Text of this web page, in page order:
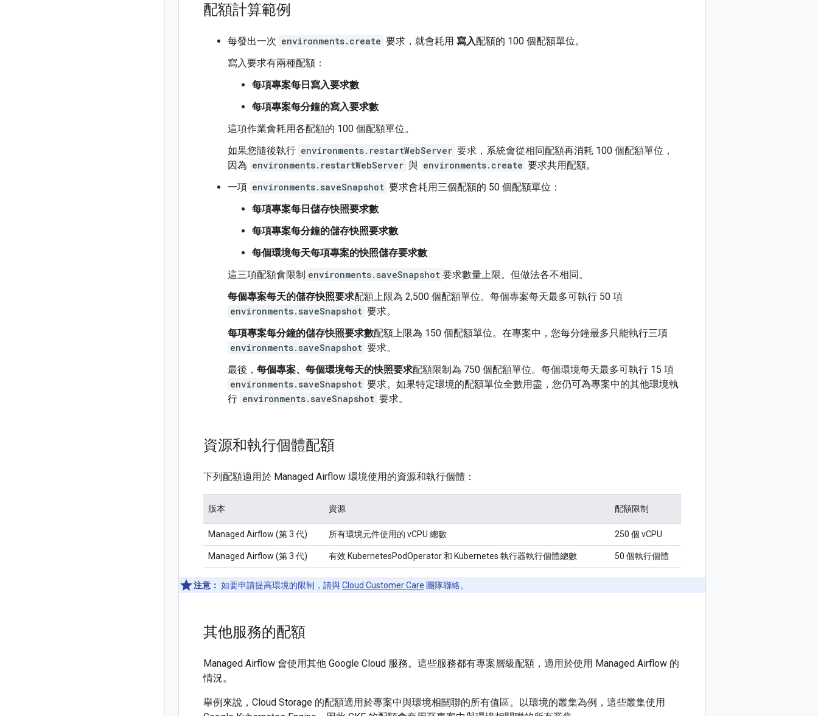
配額計算範例
每發出一次 environments.create 要求，就會耗用寫入配額的 100 個配額單位。
寫入要求有兩種配額：
每項專案每日寫入要求數
每項專案每分鐘的寫入要求數
這項作業會耗用各配額的 100 個配額單位。
如果您隨後執行 environments.restartWebServer 要求，系統會從相同配額再消耗 100 個配額單位，
因為 environments.restartWebServer 與 environments.create 要求共用配額。
一項 environments.saveSnapshot 要求會耗用三個配額的 50 個配額單位：
每項專案每日儲存快照要求數
每項專案每分鐘的儲存快照要求數
每個環境每天每項專案的快照儲存要求數
這三項配額會限制 environments.saveSnapshot 要求數量上限。但做法各不相同。
每個專案每天的儲存快照要求配額上限為 2,500 個配額單位。每個專案每天最多可執行 50 項
environments.saveSnapshot 要求。
每項專案每分鐘的儲存快照要求數配額上限為 150 個配額單位。在專案中，您每分鐘最多只能執行三項
environments.saveSnapshot 要求。
最後， 每個專案、每個環境每天的快照要求配額限制為 750 個配額單位。每個環境每天最多可執行 15 項
environments.saveSnapshot 要求。如果特定環境的配額單位全數用盡，您仍可為專案中的其他環境執
行 environments.saveSnapshot 要求。
資源和執行個體配額
下列配額適用於 Managed Airflow 環境使用的資源和執行個體：
版本 資源 配額限制
Managed Airflow (第 3 代) 所有環境元件使用的 vCPU 總數 250 個 vCPU
Managed Airflow (第 3 代) 有效 KubernetesPodOperator 和 Kubernetes 執行器執行個體總數 50 個執行個體
注意： 如要申請提高環境的限制，請與Cloud Customer Care 團隊聯絡。
其他服務的配額
Managed Airflow 會使用其他 Google Cloud 服務。這些服務都有專案層級配額，適用於使用 Managed Airflow 的
情況。
舉例來說，Cloud Storage 的配額適用於專案中與環境相關聯的所有值區。以環境的叢集為例，這些叢集使用